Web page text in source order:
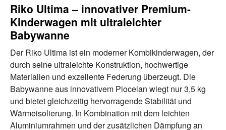
Riko Ultima – innovativer Premium-
Kinderwagen mit ultraleichter
Babywanne
Der Riko Ultima ist ein moderner Kombikinderwagen, der
durch seine ultraleichte Konstruktion, hochwertige
Materialien und exzellente Federung überzeugt. Die
Babywanne aus innovativem Piocelan wiegt nur 3,5 kg
und bietet gleichzeitig hervorragende Stabilität und
Wärmeisolierung. In Kombination mit dem leichten
Aluminiumrahmen und der zusätzlichen Dämpfung an